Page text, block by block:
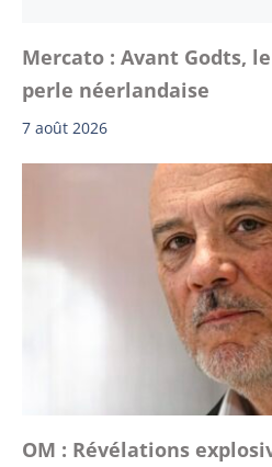
Mercato : Avant Godts, le
perle néerlandaise
7 août 2026
OM : Révélations